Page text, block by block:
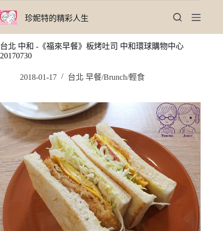
至
要
內
珍妮特的精彩人生
台北 中和 -《福來早餐》板烤吐司 中和環球購物中心
20170730
2018-01-17 台北 早餐/Brunch/輕食